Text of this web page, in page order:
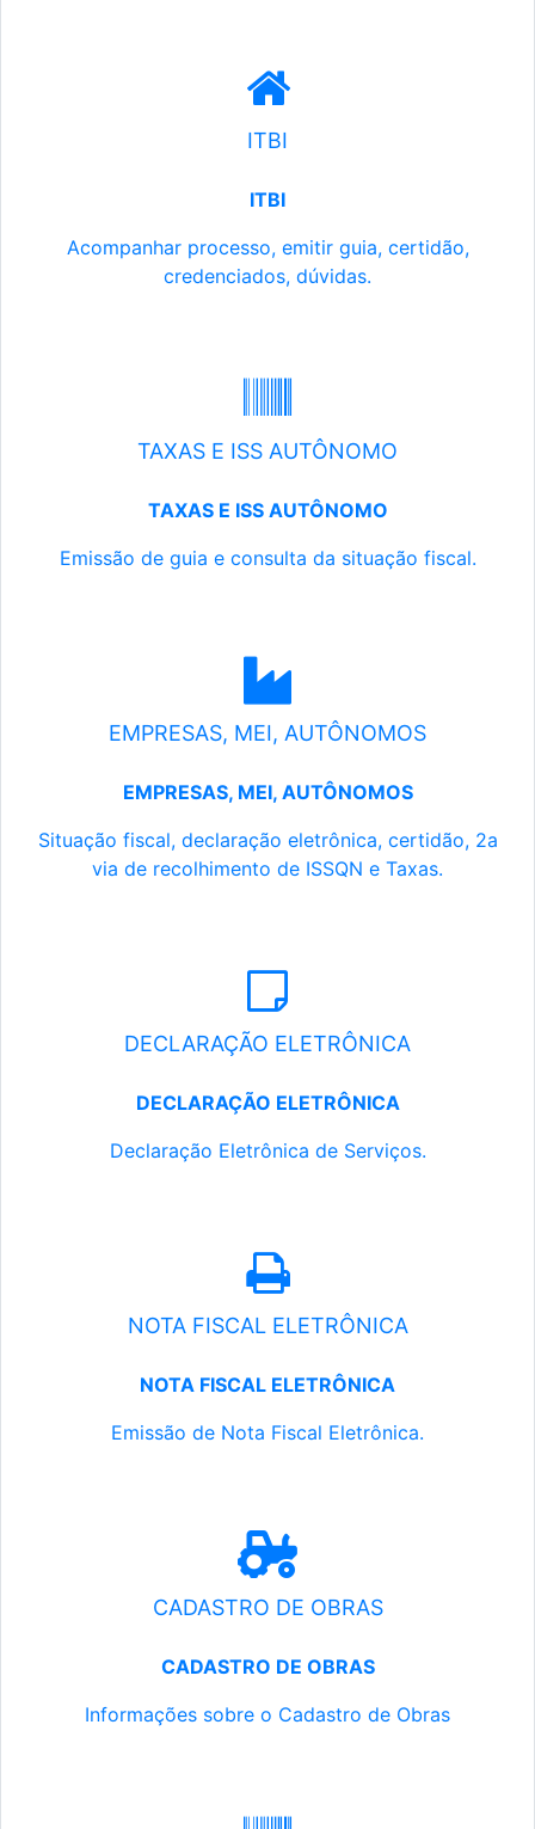
ITBI
ITBI
Acompanhar processo, emitir guia, certidão,
credenciados, dúvidas.
TAXAS E ISS AUTÔNOMO
TAXAS E ISS AUTÔNOMO
Emissão de guia e consulta da situação fiscal.
EMPRESAS, MEI, AUTÔNOMOS
EMPRESAS, MEI, AUTÔNOMOS
Situação fiscal, declaração eletrônica, certidão, 2a
via de recolhimento de ISSQN e Taxas.
DECLARAÇÃO ELETRÔNICA
DECLARAÇÃO ELETRÔNICA
Declaração Eletrônica de Serviços.
NOTA FISCAL ELETRÔNICA
NOTA FISCAL ELETRÔNICA
Emissão de Nota Fiscal Eletrônica.
CADASTRO DE OBRAS
CADASTRO DE OBRAS
Informações sobre o Cadastro de Obras